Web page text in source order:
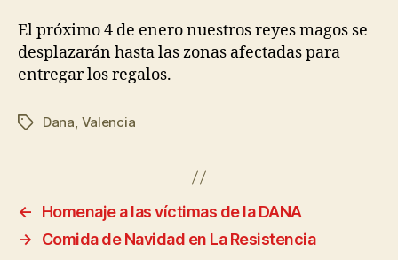
El próximo 4 de enero nuestros reyes magos se
desplazarán hasta las zonas afectadas para
entregar los regalos.
Dana, Valencia
←
Homenaje a las víctimas de la DANA
→
Comida de Navidad en La Resistencia